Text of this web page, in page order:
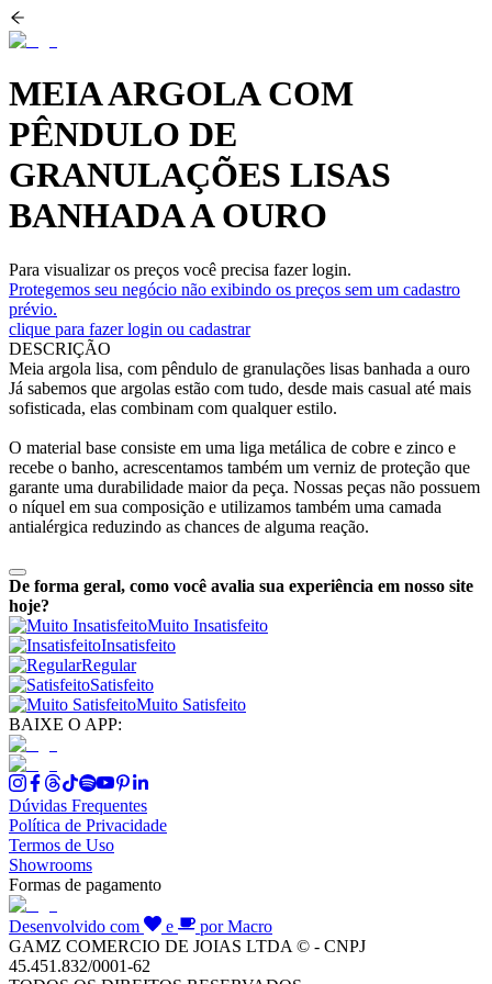
MEIA ARGOLA COM
PÊNDULO DE
GRANULAÇÕES LISAS
BANHADA A OURO
Para visualizar os preços você precisa fazer login.
Protegemos seu negócio não exibindo os preços sem um cadastro
prévio.
clique para fazer login ou cadastrar
DESCRIÇÃO
Meia argola lisa, com pêndulo de granulações lisas banhada a ouro
Já sabemos que argolas estão com tudo, desde mais casual até mais
sofisticada, elas combinam com qualquer estilo.
O material base consiste em uma liga metálica de cobre e zinco e
recebe o banho, acrescentamos também um verniz de proteção que
garante uma durabilidade maior da peça. Nossas peças não possuem
o níquel em sua composição e utilizamos também uma camada
antialérgica reduzindo as chances de alguma reação.
De forma geral, como você avalia sua experiência em nosso site
hoje?
Muito Insatisfeito
Insatisfeito
Regular
Satisfeito
Muito Satisfeito
BAIXE O APP:
Dúvidas Frequentes
Política de Privacidade
Termos de Uso
Showrooms
Formas de pagamento
Desenvolvido com e
por Macro
GAMZ COMERCIO DE JOIAS LTDA © - CNPJ
45.451.832/0001-62